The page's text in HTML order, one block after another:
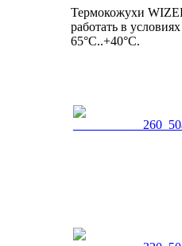
Термокожухи
работать в
65°С..+40°С.